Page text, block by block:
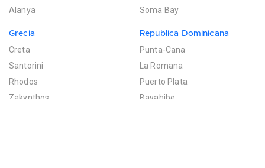
Alanya
Soma Bay
Grecia
Creta
Santorini
Rhodos
Zakynthos
Republica Dominicana
Punta-Cana
La Romana
Puerto Plata
Bayahibe